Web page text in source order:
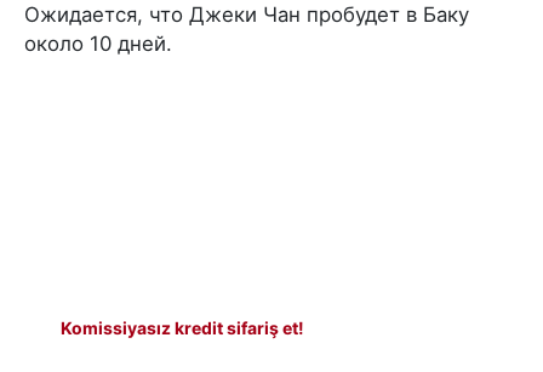
Ожидается, что Джеки Чан пробудет в Баку
около 10 дней.
Komissiyasız kredit sifariş et!